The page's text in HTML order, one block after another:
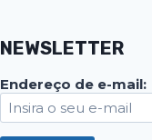
NEWSLETTER
Endereço de e-mail: